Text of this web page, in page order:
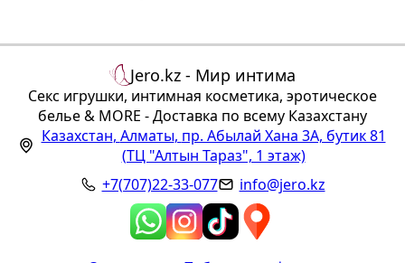
Jero.kz - Мир интима
Секс игрушки, интимная косметика, эротическое
белье & MORE - Доставка по всему Казахстану
Казахстан, Алматы, пр. Абылай Хана 3А, бутик 81
(ТЦ "Алтын Тараз", 1 этаж)
+7(707)22-33-077
info@jero.kz